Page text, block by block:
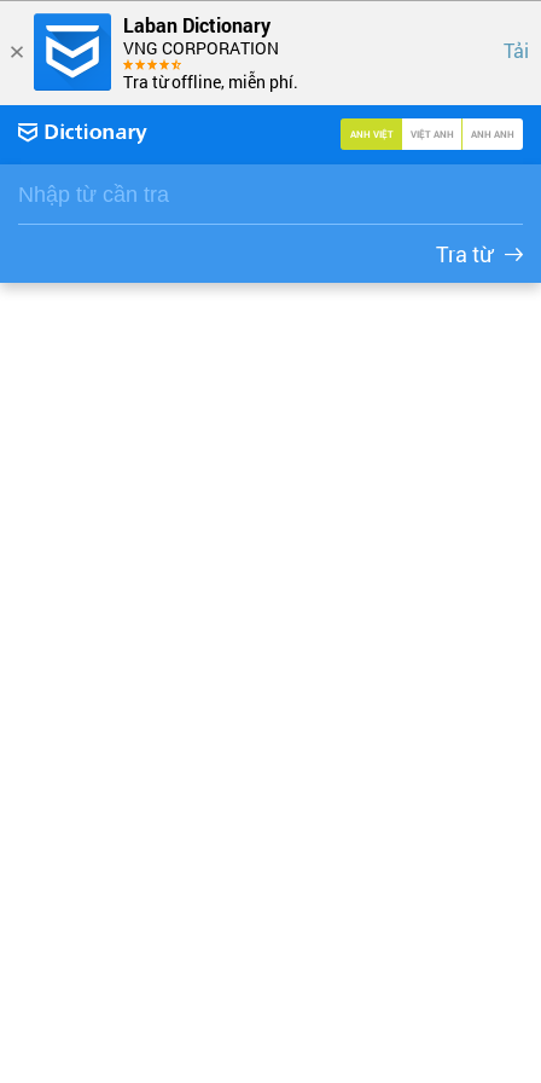
Laban Dictionary
VNG CORPORATION
Tra từ offline, miễn phí.
Tải
ANH VIỆT VIỆT ANH ANH ANH
Tra từ